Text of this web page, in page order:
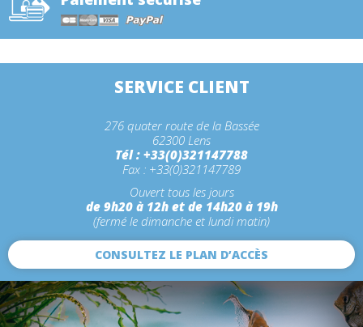
SERVICE CLIENT
276 quater route de la Bassée
62300 Lens
Tél : +33(0)321147788
Fax : +33(0)321147789
Ouvert tous les jours
de 9h20 à 12h et de 14h20 à 19h
(fermé le dimanche et lundi matin)
CONSULTEZ LE PLAN D’ACCÈS